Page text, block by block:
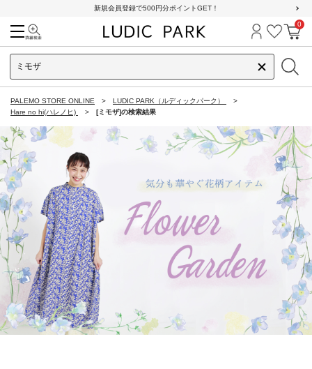
新規会員登録で500円分ポイントGET！
ログイン
お気に
カ
0
PALEMO STORE ONLINE
LUDIC PARK（ルディックパーク）
Hare no hi(ハレノヒ)
[ミモザ]の検索結果